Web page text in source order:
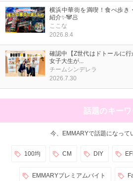
横浜中華街を満喫！食べ歩き
紹介✨🐼🥟
ここな
2026.8.4
確認中【Z世代はドトールに
女子大生が...
チームシンデレラ
2026.7.30
話題のキーワ
今、EMMARYで話題になって
100均 CM DIY
EMMARYプレミアムバイト